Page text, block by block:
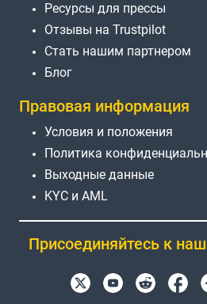
Ресурсы для прессы
Отзывы на Trustpilot
Стать нашим партнером
Блог
Правовая информация
Условия и положения
Политика
Выходные данные
KYC и AML
Присоединяйтесь к